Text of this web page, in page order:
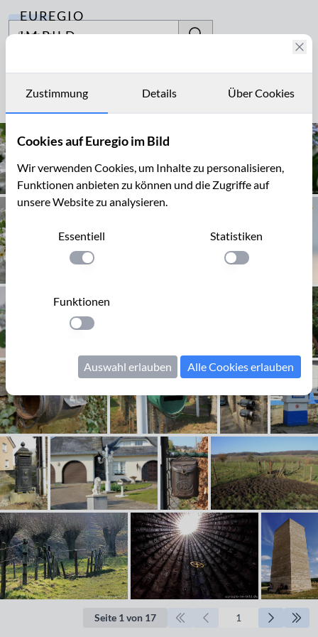
EUREGIO
IM BILD
Archiv
Kontakt
Archiv
Seite 1 von 17
Zustimmung Details Über Cookies
Cookies auf Euregio im Bild
Wir verwenden Cookies, um Inhalte zu personalisieren,
Funktionen anbieten zu können und die Zugriffe auf
unsere Website zu analysieren.
Essentiell
Einstellung anwenden
Statistiken
Einstellung
Funktionen
Einstellung anwenden
Auswahl erlauben Alle Cookies erlauben